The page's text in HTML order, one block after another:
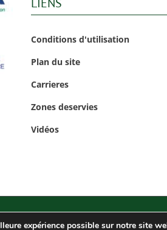
Conditions d'utilisation
Plan du site
Carrieres
Zones deservies
Vidéos
expérience possible sur notre site